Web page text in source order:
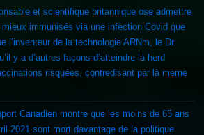
et scientifique britannique ose admettre
immunisés via une infection Covid que
de la technologie ARNm, le Dr.
y a d’autres façons d’atteindre la herd
risquées, contredisant par là meme
Canadien montre que les moins de 65 ans
2021 sont mort davantage de la politique